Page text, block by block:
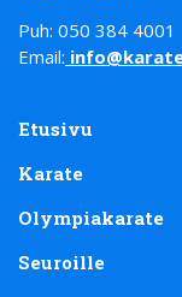
Puh: 050 384 4001
Email:
Etusivu
Karate
Olympiakarate
Seuroille